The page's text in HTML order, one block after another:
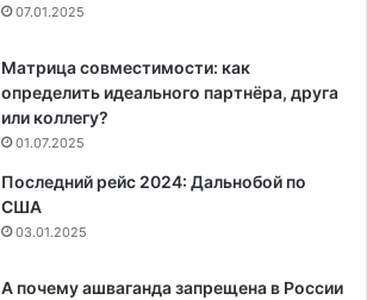
07.01.2025
Матрица совместимости: как
определить идеального партнёра, друга
или коллегу?
01.07.2025
Последний рейс 2024: Дальнобой по
США
03.01.2025
А почему ашваганда запрещена в России